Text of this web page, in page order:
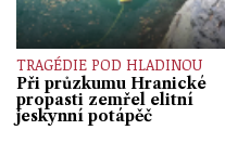
TRAGÉDIE POD HLADINOU
Při průzkumu Hranické
propasti zemřel elitní
jeskynní potápěč